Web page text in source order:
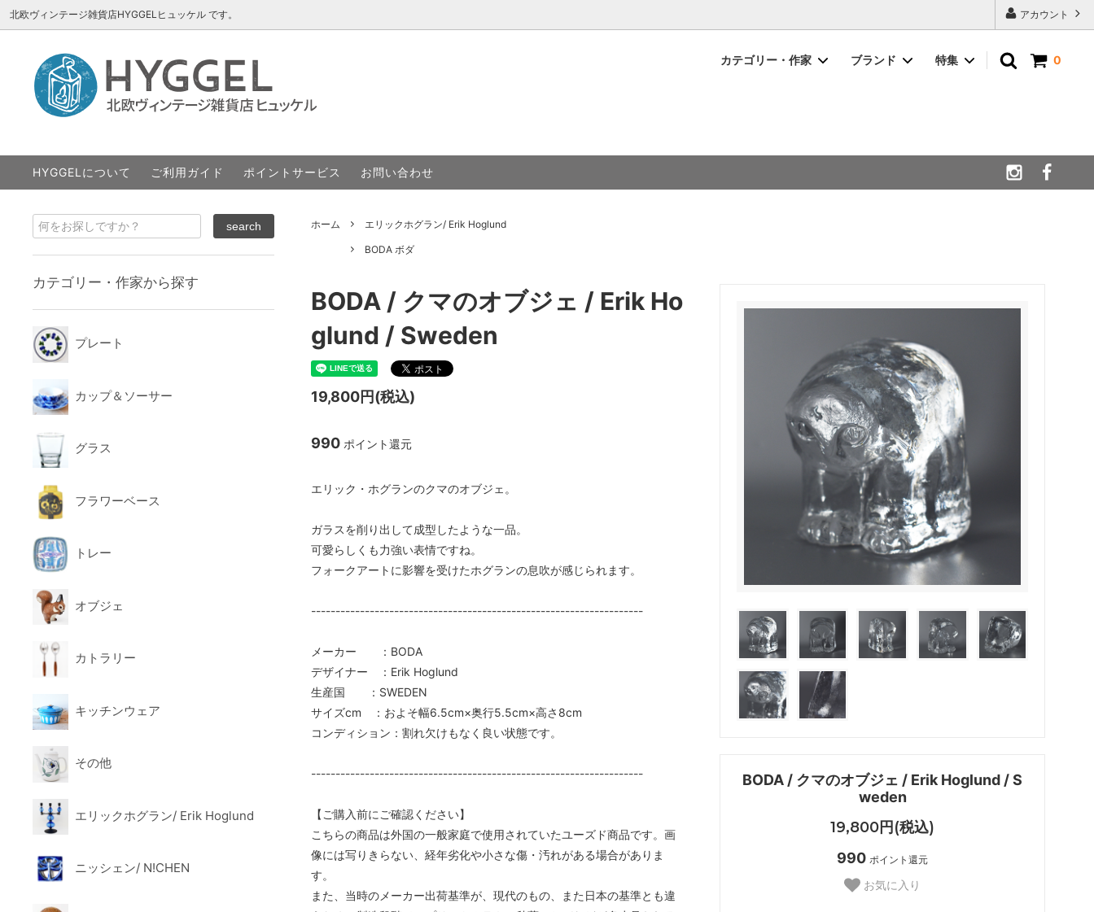
アカウント
北欧ヴィンテージ雑貨店HYGGELヒュッケル です。
0
カテゴリー・作家
プレート
その他 エリックホグラン/ Erik Hoglund
ブランド
ARABIA アラビア
iittalaイッタラ/Teemaティーマ Jie Gantofta ジイガントフタ
ROYAL COPENHAGEN ロイヤルコペン
特集
About HYGGEL
HYGGELについて ご利用ガイド ポイントサービス お問い合わせ
ホーム エリックホグラン/ Erik Hoglund
BODA ボダ
BODA / クマのオブジェ / Erik Hoglund / S
weden
19,800円(税込)
990 ポイント還元
お気に入り
BODA / クマのオブジェ / Erik Ho
glund / Sweden
19,800円(税込)
990 ポイント還元
エリック・ホグランのクマのオブジェ。
ガラスを削り出して成型したような一品。
可愛らしくも力強い表情ですね。
フォークアートに影響を受けたホグランの息吹が感じられます。
--------------------------------------------------------------------
メーカー ：BODA
デザイナー ：Erik Hoglund
生産国 ：SWEDEN
サイズcm ：およそ幅6.5cm×奥行5.5cm×高さ8cm
コンディション：割れ欠けもなく良い状態です。
--------------------------------------------------------------------
【ご購入前にご確認ください】
こちらの商品は外国の一般家庭で使用されていたユーズド商品です。画
像には写りきらない、経年劣化や小さな傷・汚れがある場合がありま
す。
また、当時のメーカー出荷基準が、現代のもの、また日本の基準とも違
カテゴリー・作家から探す
プレート
カップ＆ソーサー
グラス
フラワーベース
トレー
オブジェ
カトラリー
キッチンウェア
その他
エリックホグラン/ Erik Hoglund
ニッシェン/ N!CHEN